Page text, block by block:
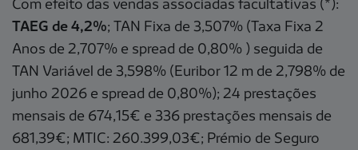
TAEG de 4,2%; TAN Fixa de 3,507% (Taxa Fixa 2
Anos de 2,707% e spread de 0,80% ) seguida de
TAN Variável de 3,598% (Euribor 12 m de 2,798% de
junho 2026 e spread de 0,80%); 24 prestações
mensais de 674,15€ e 336 prestações mensais de
681,39€; MTIC: 260.399,03€; Prémio de Seguro